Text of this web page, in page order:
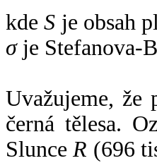
kdeS je obsah
σje Stefanova-
Uvažujeme,
černá tělesa.
SlunceR (696